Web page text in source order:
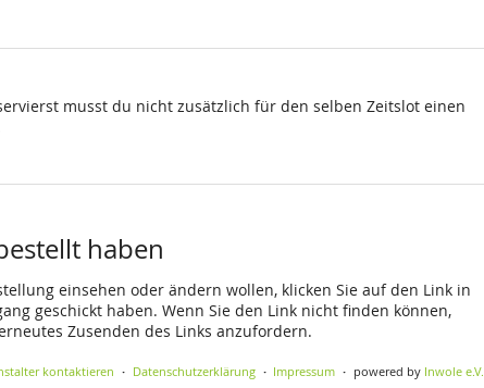
musst du nicht zusätzlich für den selben Zeitslot einen
haben
einsehen oder ändern wollen, klicken Sie auf den Link in
geschickt haben. Wenn Sie den Link nicht finden können,
Zusenden des Links anzufordern.
kontaktieren Datenschutzerklärung Impressum powered by Inwole e.V.